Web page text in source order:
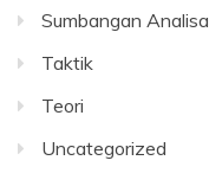
Sumbangan Analisa
Taktik
Teori
Uncategorized